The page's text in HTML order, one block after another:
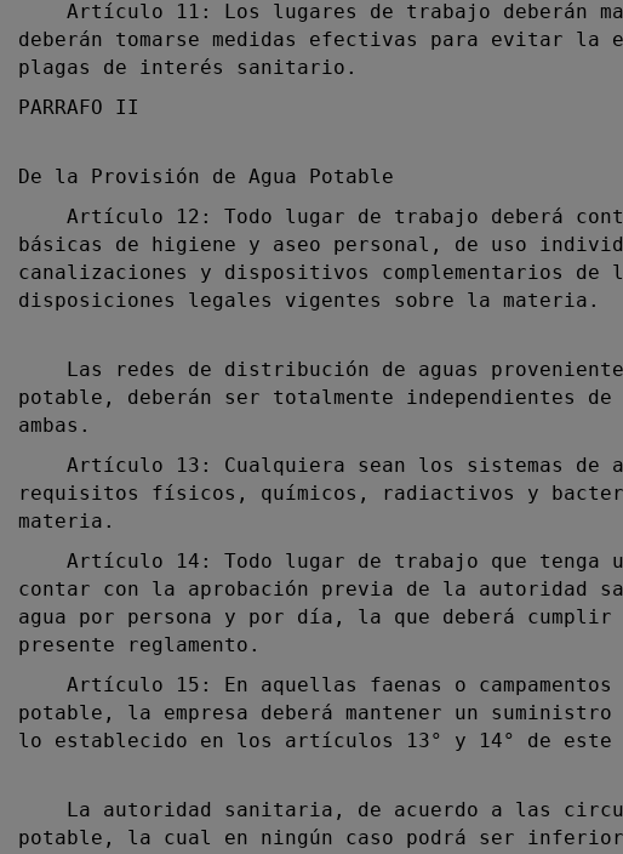
Artículo 11: Los lugares de trabajo deberán
deberán tomarse medidas efectivas para evitar
plagas de interés sanitario.
PARRAFO II
De la Provisión de Agua Potable
Artículo 12: Todo lugar de trabajo deberá contar
básicas de higiene y aseo personal, de uso
canalizaciones y dispositivos complementarios
disposiciones legales vigentes sobre la materia.
Las redes de distribución de aguas
potable, deberán ser totalmente independientes
ambas.
Artículo 13: Cualquiera sean los sistemas de
requisitos físicos, químicos, radiactivos y
materia.
Artículo 14: Todo lugar de trabajo que tenga un
contar con la aprobación previa de la autoridad
agua por persona y por día, la que deberá
presente reglamento.
Artículo 15: En aquellas faenas o
potable, la empresa deberá mantener un
lo establecido en los artículos 13° y 14° de este
La autoridad sanitaria, de acuerdo a las
potable, la cual en ningún caso podrá ser